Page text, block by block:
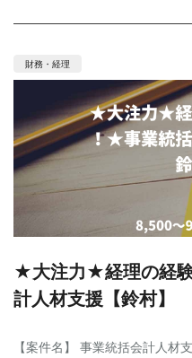
【場所】日比谷または竹芝（
・社内ユーザーとのやり取り
身にならず、能動的に情報整
になし（コミュニケーショ
円/月（スキル見合い） 【精
イト】35日サイト 【面談】2
予定
財務・経理
★大注力★経理の経
計人材支援【鈴村】
【案件名】 事業統括会計人